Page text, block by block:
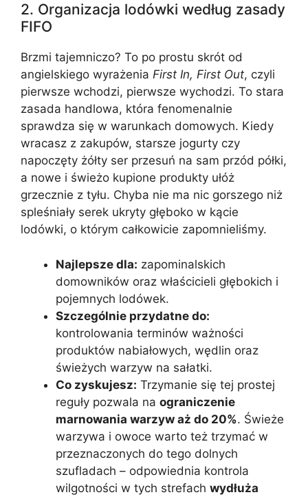
2. Organizacja lodówki według zasady
FIFO
Brzmi tajemniczo? To po prostu skrót od
angielskiego wyrażenia First In, First Out, czyli
pierwsze wchodzi, pierwsze wychodzi. To stara
zasada handlowa, która fenomenalnie
sprawdza się w warunkach domowych. Kiedy
wracasz z zakupów, starsze jogurty czy
napoczęty żółty ser przesuń na sam przód półki,
a nowe i świeżo kupione produkty ułóż
grzecznie z tyłu. Chyba nie ma nic gorszego niż
spleśniały serek ukryty głęboko w kącie
lodówki, o którym całkowicie zapomnieliśmy.
Najlepsze dla: zapominalskich
domowników oraz właścicieli głębokich i
pojemnych lodówek.
Szczególnie przydatne do:
kontrolowania terminów ważności
produktów nabiałowych, wędlin oraz
świeżych warzyw na sałatki.
Co zyskujesz: Trzymanie się tej prostej
reguły pozwala na ograniczenie
marnowania warzyw aż do 20%. Świeże
warzywa i owoce warto też trzymać w
przeznaczonych do tego dolnych
szufladach – odpowiednia kontrola
wilgotności w tych strefach wydłuża